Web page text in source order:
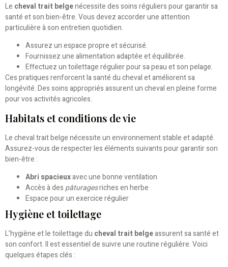
Le cheval trait belgenécessite des soins réguliers pour garantir sa
santé et son bien-être. Vous devez accorder une attention
particulière à son entretien quotidien.
Assurez un espace propre et sécurisé.
Fournissez une alimentation adaptée et équilibrée.
Effectuez un toilettage régulier pour sa peau et son pelage.
Ces pratiques renforcent la santé du cheval et améliorent sa
longévité. Des soins appropriés assurent un cheval en pleine forme
pour vos activités agricoles.
Habitats et conditions de vie
Le cheval trait belge nécessite un environnement stable et adapté.
Assurez-vous de respecter les éléments suivants pour garantir son
bien-être :
Abri spacieuxavec une bonne ventilation
Accès à despâturagesriches en herbe
Espace pour un exercice régulier
Hygiène et toilettage
L’hygiène et le toilettage du cheval trait belgeassurent sa santé et
son confort. Il est essentiel de suivre une routine régulière. Voici
quelques étapes clés :